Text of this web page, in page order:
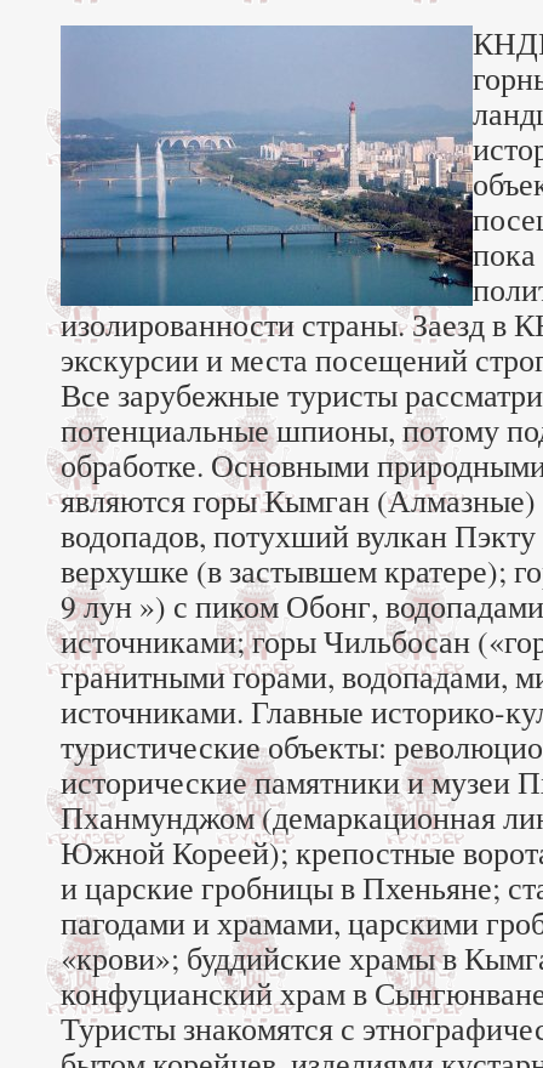
пока
изолированности страны. Заезд в
экскурсии и места посещений
Все зарубежные туристы
потенциальные шпионы, потому
обработке. Основными
являются горы Кымган (Алмазные)
водопадов, потухший вулкан Пэкту
верхушке (в застывшем кратере);
9 лун ») с пиком Обонг,
источниками; горы Чильбосан
гранитными горами, водопадами,
источниками. Главные историко-
туристические объекты:
исторические памятники и музеи
Пханмунджом (демаркационная
Южной Кореей); крепостные
и царские гробницы в Пхеньяне;
пагодами и храмами, царскими
«крови»; буддийские храмы в
конфуцианский храм в
Туристы знакомятся с